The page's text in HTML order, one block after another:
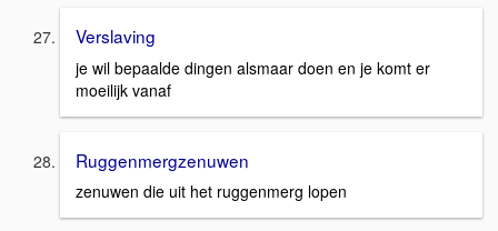
Verslaving
je wil bepaalde dingen alsmaar doen en je komt er
moeilijk vanaf
Ruggenmergzenuwen
zenuwen die uit het ruggenmerg lopen